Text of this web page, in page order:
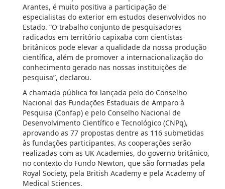
Arantes, é muito positiva a participação de
especialistas do exterior em estudos desenvolvidos no
Estado. “O trabalho conjunto de pesquisadores
radicados em território capixaba com cientistas
britânicos pode elevar a qualidade da nossa produção
científica, além de promover a internacionalização do
conhecimento gerado nas nossas instituições de
pesquisa”, declarou.
A chamada pública foi lançada pelo do Conselho
Nacional das Fundações Estaduais de Amparo à
Pesquisa (Confap) e pelo Conselho Nacional de
Desenvolvimento Científico e Tecnológico (CNPq),
aprovando as 77 propostas dentre as 116 submetidas
às fundações participantes. As cooperações serão
realizadas com as UK Academies, do governo britânico,
no contexto do Fundo Newton, que são formadas pela
Royal Society, pela British Academy e pela Academy of
Medical Sciences.